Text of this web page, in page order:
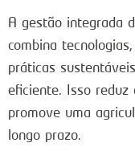
A gestão integrada
combina
práticas
eficiente. Isso reduz
promove uma
longo prazo.